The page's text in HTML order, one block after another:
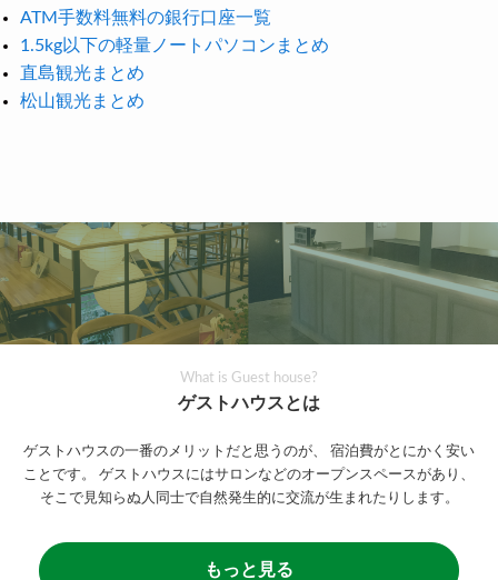
ATM手数料無料の銀行口座一覧
1.5kg以下の軽量ノートパソコンまとめ
直島観光まとめ
松山観光まとめ
What is Guest house?
ゲストハウスとは
ゲストハウスの一番のメリットだと思うのが、
宿泊費がとにかく安い
ことです。
ゲストハウスにはサロンなどのオープンスペースがあり、
そこで見知らぬ人同士で自然発生的に交流が生まれたりします。
もっと見る